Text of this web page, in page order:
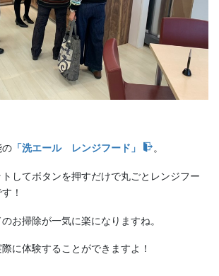
の 「洗エール レンジフード」 。
トしてボタンを押すだけで丸ごとレンジフー
！
お掃除が一気に楽になりますね。
に体験することができますよ！